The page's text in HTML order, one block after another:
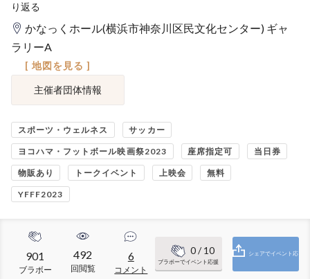
り返る
かなっくホール(横浜市神奈川区民文化センター) ギャ
ラリーA
[ 地図を見る ]
主催者団体情報
スポーツ・ウェルネス サッカー
ヨコハマ・フットボール映画祭2023 座席指定可 当日券
物販あり トークイベント 上映会 無料
YFFF2023
901
ブラボー
492
回閲覧
6
コメント
0/ 10
ブラボーでイベント応援
シェアでイベント応